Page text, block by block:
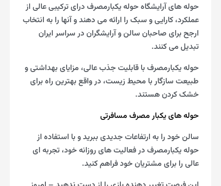
حوله های آرایشگاه حوله یکبارمصرف درای ترکیبی عالی از
عملکرد، کارایی و سبک را ارائه می دهند و آنها را به انتخاب
ارجح برای صاحبان سالن و آرایشگران در سراسر ایران
تبدیل می کنند.
حوله یکبارمصرف با قابلیت جذب عالی، مزایای بهداشتی و
طبیعت سازگار با محیط زیست، در واقع بهترین راه برای
خشک کردن هستند.
حوله های یکبار مصرف مسافرتی
سالن خود را به ارتفاعات جدیدی ببرید و با استفاده از
حوله یکبارمصرف در فعالیت های روزانه خود، تجربه ای
عالی را برای مشتریان خود فراهم کنید.